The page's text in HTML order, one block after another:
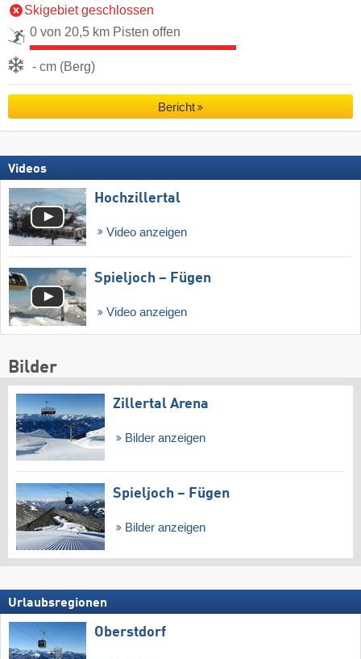
Skigebiet geschlossen
0 von 20,5 km Pisten offen
- cm (Berg)
Bericht
Videos
Hochzillertal
Video anzeigen
Spieljoch – Fügen
Video anzeigen
Bilder
Zillertal Arena
Bilder anzeigen
Spieljoch – Fügen
Bilder anzeigen
Urlaubsregionen
Oberstdorf